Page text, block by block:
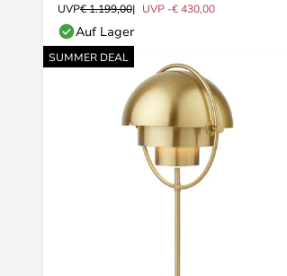
UVP€ 1.199,00 UVP -€ 430,00
Auf Lager
SUMMER DEAL